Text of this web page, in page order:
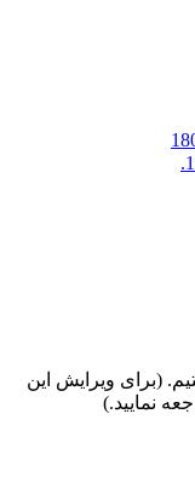
هستیم. (برای ویرایش این
نمایید.)